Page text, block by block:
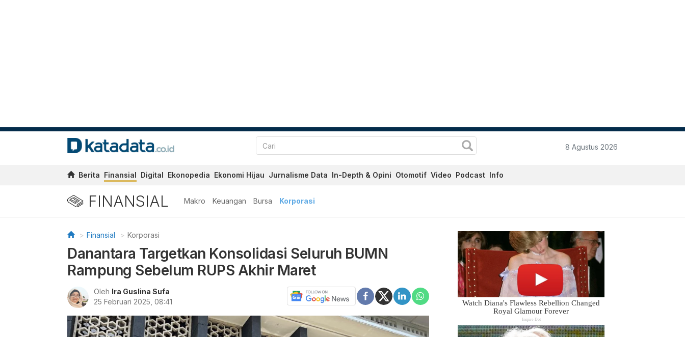
8 Agustus 2026
Berita Finansial Digital Ekonopedia Ekonomi Hijau Jurnalisme Data In-Depth & Opini Otomotif Video Podcast Info
FINANSIAL Makro Keuangan Bursa Korporasi
Finansial Korporasi
Danantara Targetkan Konsolidasi Seluruh BUMN
Rampung Sebelum RUPS Akhir Maret
Oleh Ira Guslina Sufa
25 Februari 2025, 08:41